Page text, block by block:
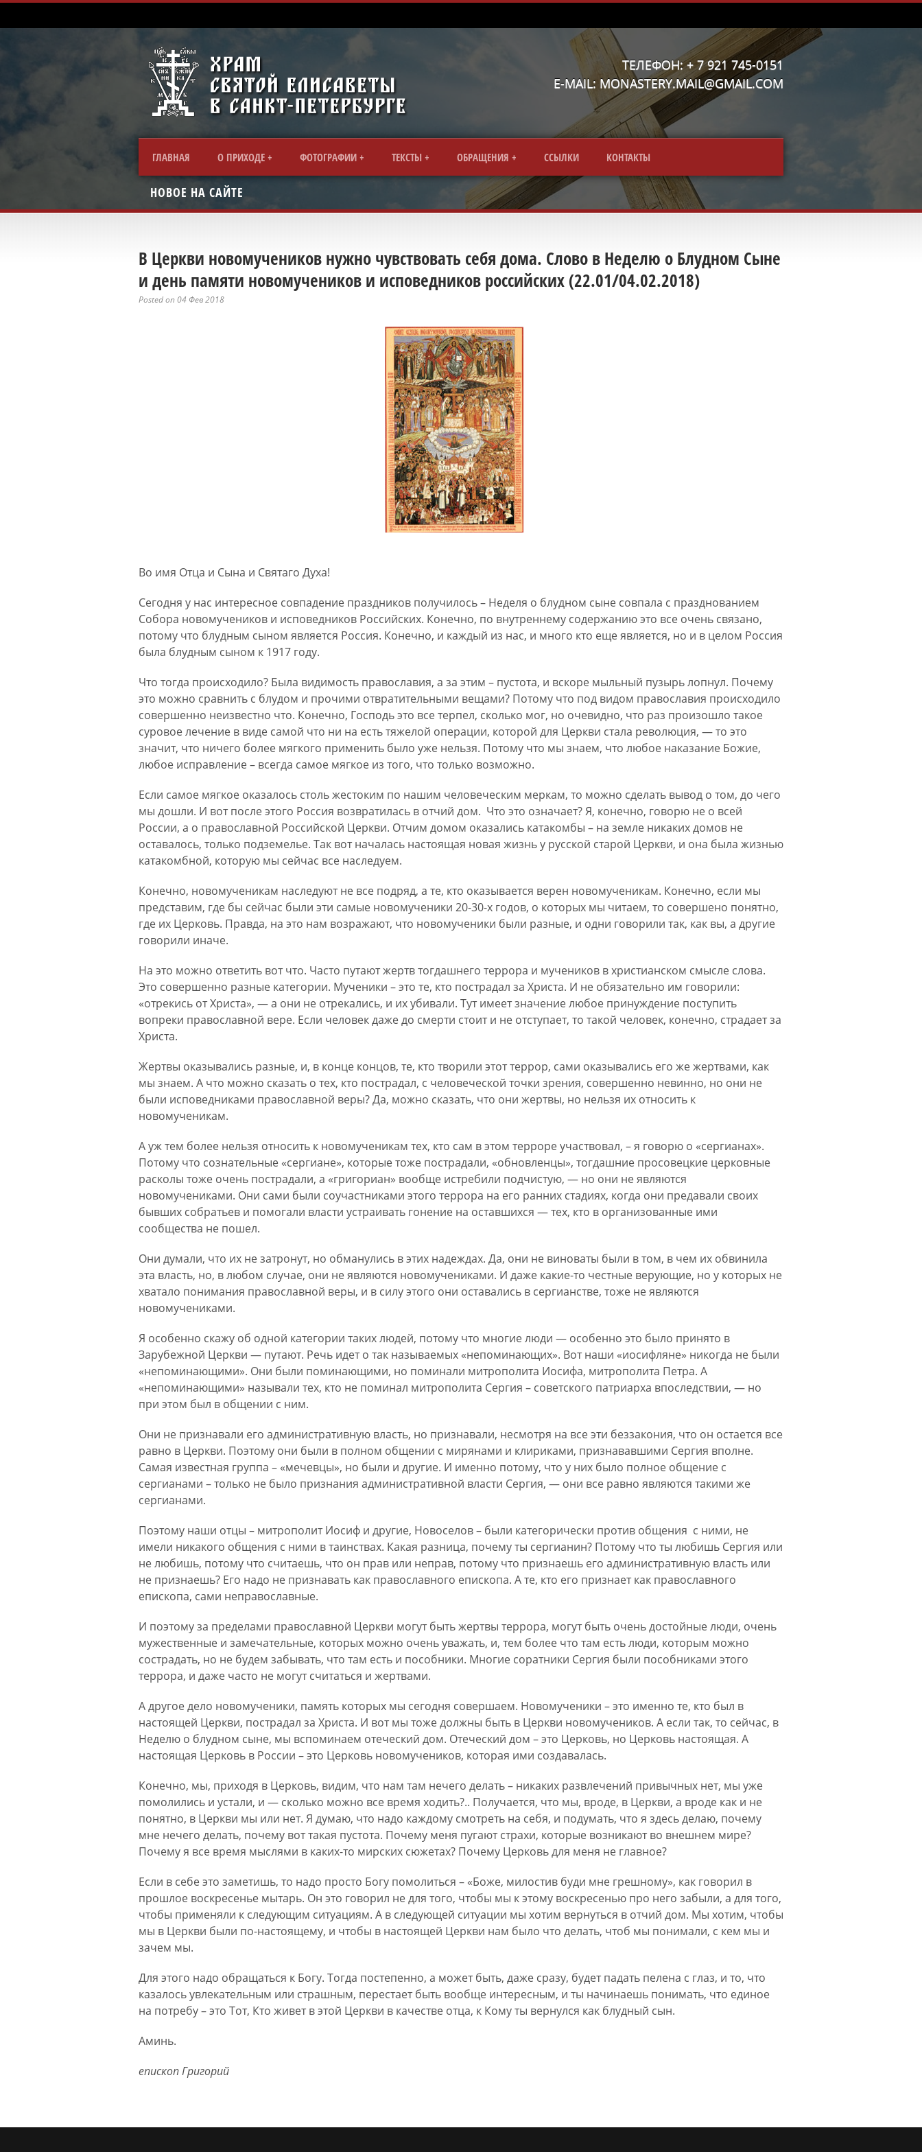
ТЕЛЕФОН: + 7 921 745-0151
E-MAIL: MONASTERY.MAIL@GMAIL.COM
ГЛАВНАЯ О ПРИХОДЕ ФОТОГРАФИИ ТЕКСТЫ ОБРАЩЕНИЯ CСЫЛКИ КОНТАКТЫ
НОВОЕ НА САЙТЕ
В Церкви новомучеников нужно чувствовать себя дома. Слово в Неделю о Блудном Сыне
и день памяти новомучеников и исповедников российских (22.01/04.02.2018)
Posted on 04 Фев 2018
Во имя Отца и Сына и Святаго Духа!
Сегодня у нас интересное совпадение праздников получилось – Неделя о блудном сыне совпала с празднованием
Собора новомучеников и исповедников Российских. Конечно, по внутреннему содержанию это все очень связано,
потому что блудным сыном является Россия. Конечно, и каждый из нас, и много кто еще является, но и в целом Россия
была блудным сыном к 1917 году.
Что тогда происходило? Была видимость православия, а за этим – пустота, и вскоре мыльный пузырь лопнул. Почему
это можно сравнить с блудом и прочими отвратительными вещами? Потому что под видом православия происходило
совершенно неизвестно что. Конечно, Господь это все терпел, сколько мог, но очевидно, что раз произошло такое
суровое лечение в виде самой что ни на есть тяжелой операции, которой для Церкви стала революция, — то это
значит, что ничего более мягкого применить было уже нельзя. Потому что мы знаем, что любое наказание Божие,
любое исправление – всегда самое мягкое из того, что только возможно.
Если самое мягкое оказалось столь жестоким по нашим человеческим меркам, то можно сделать вывод о том, до чего
мы дошли. И вот после этого Россия возвратилась в отчий дом. Что это означает? Я, конечно, говорю не о всей
России, а о православной Российской Церкви. Отчим домом оказались катакомбы – на земле никаких домов не
оставалось, только подземелье. Так вот началась настоящая новая жизнь у русской старой Церкви, и она была жизнью
катакомбной, которую мы сейчас все наследуем.
Конечно, новомученикам наследуют не все подряд, а те, кто оказывается верен новомученикам. Конечно, если мы
представим, где бы сейчас были эти самые новомученики 20-30-х годов, о которых мы читаем, то совершено понятно,
где их Церковь. Правда, на это нам возражают, что новомученики были разные, и одни говорили так, как вы, а другие
говорили иначе.
На это можно ответить вот что. Часто путают жертв тогдашнего террора и мучеников в христианском смысле слова.
Это совершенно разные категории. Мученики – это те, кто пострадал за Христа. И не обязательно им говорили:
«отрекись от Христа», — а они не отрекались, и их убивали. Тут имеет значение любое принуждение поступить
вопреки православной вере. Если человек даже до смерти стоит и не отступает, то такой человек, конечно, страдает за
Христа.
Жертвы оказывались разные, и, в конце концов, те, кто творили этот террор, сами оказывались его же жертвами, как
мы знаем. А что можно сказать о тех, кто пострадал, с человеческой точки зрения, совершенно невинно, но они не
были исповедниками православной веры? Да, можно сказать, что они жертвы, но нельзя их относить к
новомученикам.
А уж тем более нельзя относить к новомученикам тех, кто сам в этом терроре участвовал, – я говорю о «сергианах».
Потому что сознательные «сергиане», которые тоже пострадали, «обновленцы», тогдашние просовецкие церковные
расколы тоже очень пострадали, а «григориан» вообще истребили подчистую, — но они не являются
новомучениками. Они сами были соучастниками этого террора на его ранних стадиях, когда они предавали своих
бывших собратьев и помогали власти устраивать гонение на оставшихся — тех, кто в организованные ими
сообщества не пошел.
Они думали, что их не затронут, но обманулись в этих надеждах. Да, они не виноваты были в том, в чем их обвинила
эта власть, но, в любом случае, они не являются новомучениками. И даже какие-то честные верующие, но у которых не
хватало понимания православной веры, и в силу этого они оставались в сергианстве, тоже не являются
новомучениками.
Я особенно скажу об одной категории таких людей, потому что многие люди — особенно это было принято в
Зарубежной Церкви — путают. Речь идет о так называемых «непоминающих». Вот наши «иосифляне» никогда не были
«непоминающими». Они были поминающими, но поминали митрополита Иосифа, митрополита Петра. А
«непоминающими» называли тех, кто не поминал митрополита Сергия – советского патриарха впоследствии, — но
при этом был в общении с ним.
Они не признавали его административную власть, но признавали, несмотря на все эти беззакония, что он остается все
равно в Церкви. Поэтому они были в полном общении с мирянами и клириками, признававшими Сергия вполне.
Самая известная группа – «мечевцы», но были и другие. И именно потому, что у них было полное общение с
сергианами – только не было признания административной власти Сергия, — они все равно являются такими же
сергианами.
Поэтому наши отцы – митрополит Иосиф и другие, Новоселов – были категорически против общения с ними, не
имели никакого общения с ними в таинствах. Какая разница, почему ты сергианин? Потому что ты любишь Сергия или
не любишь, потому что считаешь, что он прав или неправ, потому что признаешь его административную власть или
не признаешь? Его надо не признавать как православного епископа. А те, кто его признает как православного
епископа, сами неправославные.
И поэтому за пределами православной Церкви могут быть жертвы террора, могут быть очень достойные люди, очень
мужественные и замечательные, которых можно очень уважать, и, тем более что там есть люди, которым можно
сострадать, но не будем забывать, что там есть и пособники. Многие соратники Сергия были пособниками этого
террора, и даже часто не могут считаться и жертвами.
А другое дело новомученики, память которых мы сегодня совершаем. Новомученики – это именно те, кто был в
настоящей Церкви, пострадал за Христа. И вот мы тоже должны быть в Церкви новомучеников. А если так, то сейчас, в
Неделю о блудном сыне, мы вспоминаем отеческий дом. Отеческий дом – это Церковь, но Церковь настоящая. А
настоящая Церковь в России – это Церковь новомучеников, которая ими создавалась.
Конечно, мы, приходя в Церковь, видим, что нам там нечего делать – никаких развлечений привычных нет, мы уже
помолились и устали, и — сколько можно все время ходить?.. Получается, что мы, вроде, в Церкви, а вроде как и не
понятно, в Церкви мы или нет. Я думаю, что надо каждому смотреть на себя, и подумать, что я здесь делаю, почему
мне нечего делать, почему вот такая пустота. Почему меня пугают страхи, которые возникают во внешнем мире?
Почему я все время мыслями в каких-то мирских сюжетах? Почему Церковь для меня не главное?
Если в себе это заметишь, то надо просто Богу помолиться – «Боже, милостив буди мне грешному», как говорил в
прошлое воскресенье мытарь. Он это говорил не для того, чтобы мы к этому воскресенью про него забыли, а для того,
чтобы применяли к следующим ситуациям. А в следующей ситуации мы хотим вернуться в отчий дом. Мы хотим, чтобы
мы в Церкви были по-настоящему, и чтобы в настоящей Церкви нам было что делать, чтоб мы понимали, с кем мы и
зачем мы.
Для этого надо обращаться к Богу. Тогда постепенно, а может быть, даже сразу, будет падать пелена с глаз, и то, что
казалось увлекательным или страшным, перестает быть вообще интересным, и ты начинаешь понимать, что единое
на потребу – это Тот, Кто живет в этой Церкви в качестве отца, к Кому ты вернулся как блудный сын.
Аминь.
епископ Григорий